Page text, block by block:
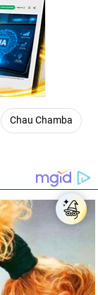
Chau Chamba